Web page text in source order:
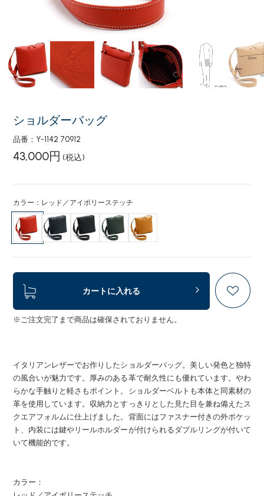
ショルダーバッグ
品番：Y-1142 70912
43,000円 (税込)
カラー：レッド／アイボリーステッチ
カートに入れる
※ご注文完了まで商品は確保されておりません。
イタリアンレザーでお作りしたショルダーバッグ。美しい発色と独特
の風合いが魅力です。厚みのある革で耐久性にも優れています。やわ
らかな手触りと軽さもポイント。ショルダーベルトも本体と同素材の
革を使用しています。収納力とすっきりとした見た目を兼ね備えたス
クエアフォルムに仕上げました。背面にはファスナー付きの外ポケッ
ト、内装には鍵やリールホルダーが付けられるダブルリングが付いて
いて機能的です。
カラー：